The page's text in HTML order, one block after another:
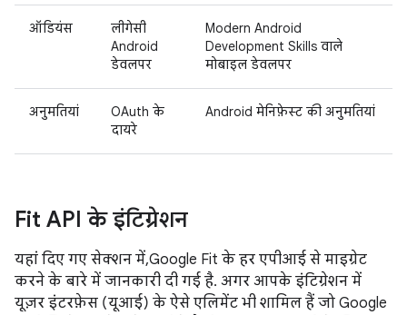
ऑडियंस
लीगेसी
Android
डेवलपर
Modern Android
Development Skills वाले
मोबाइल डेवलपर
अनुमतियां
OAuth के
दायरे
Android मेनिफ़ेस्ट की अनुमतियां
Fit API के इंटिग्रेशन
यहां दिए गए सेक्शन में, Google Fit के हर एपीआई से माइग्रेट
करने के बारे में जानकारी दी गई है. अगर आपके इंटिग्रेशन में
यूज़र इंटरफ़ेस (यूआई) के ऐसे एलिमेंट भी शामिल हैं जो Google